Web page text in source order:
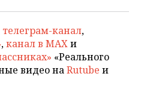
телеграм-канал,
,канал в MAXи
«Реального
видео наRutube и